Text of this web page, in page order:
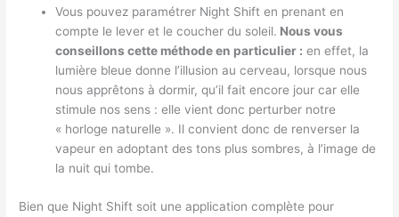
Vous pouvez paramétrer Night Shift en prenant en
compte le lever et le coucher du soleil. Nous vous
conseillons cette méthode en particulier : en effet, la
lumière bleue donne l’illusion au cerveau, lorsque nous
nous apprêtons à dormir, qu’il fait encore jour car elle
stimule nos sens : elle vient donc perturber notre
« horloge naturelle ». Il convient donc de renverser la
vapeur en adoptant des tons plus sombres, à l’image de
la nuit qui tombe.
Bien que Night Shift soit une application complète pour